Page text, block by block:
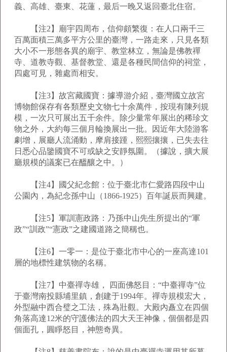
義、高雄、臺東、花蓮，最后一晚又返回臺北住宿。
【注2】廟宇四周布，信仰頗繁復：在人口兩千三
百萬面積三萬多平方公里的臺灣，一路走來，只見各類
大小不一形態各異的廟宇、教堂林立，無論是佛教禪
寺、道教寺觀、基督教堂、還是各種民間信仰的祠堂，
四處可見，雜處而相安。
【注3】故宮藏國寶：據導游介紹，臺灣國立故宮
博物館保存有各類歷史文物七十余萬件，按現有陳列規
模，一次只可展出五千余件。除少量常年展出的稀珍文
物之外，大約每三個月輪換展出一批。因近年大陸游客
劇增，展廳人流涌動，摩肩接踵，熙熙攘攘，已失去往
日悉心品鑒國寶不可或缺之安靜氛圍。（據說，擴大展
廳規模的議案已在醞釀之中。）
【注4】國父紀念館：位于臺北市仁愛路四段中山
公園內，為紀念孫中山（1866-1925）百年誕辰而興建。
【注5】軍訓憲政路：乃孫中山先生所提出的“軍
政”“訓政”“憲政”之建國道路之簡稱也。
【注6】一零一：是位于臺北市中心的一座高達101
層的地標性建筑物的名稱。
【注7】中臺禪寺雄， 四面佛怒目：“中臺禪寺”位
于臺灣南投縣埔里鎮，創建于1994年。禪寺規模宏大，
外型融中西合璧之工法，殊為壯觀。大殿內矗立在四個
角落高達12米的守護佛法的四大天王神像，個個都是四
個面孔，圓睜怒目，神態奇異。